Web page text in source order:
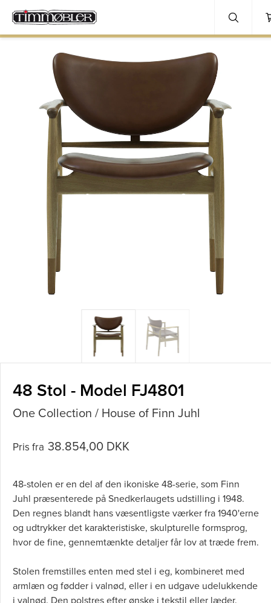
48 Stol - Model FJ4801
One Collection / House of Finn Juhl
Pris fra 38.854,00 DKK
48-stolen er en del af den ikoniske 48-serie, som Finn
Juhl præsenterede på Snedkerlaugets udstilling i 1948.
Den regnes blandt hans væsentligste værker fra 1940'erne
og udtrykker det karakteristiske, skulpturelle formsprog,
hvor de fine, gennemtænkte detaljer får lov at træde frem.
Stolen fremstilles enten med stel i eg, kombineret med
armlæn og fødder i valnød, eller i en udgave udelukkende
i valnød. Den polstres efter ønske i tekstil eller læder.